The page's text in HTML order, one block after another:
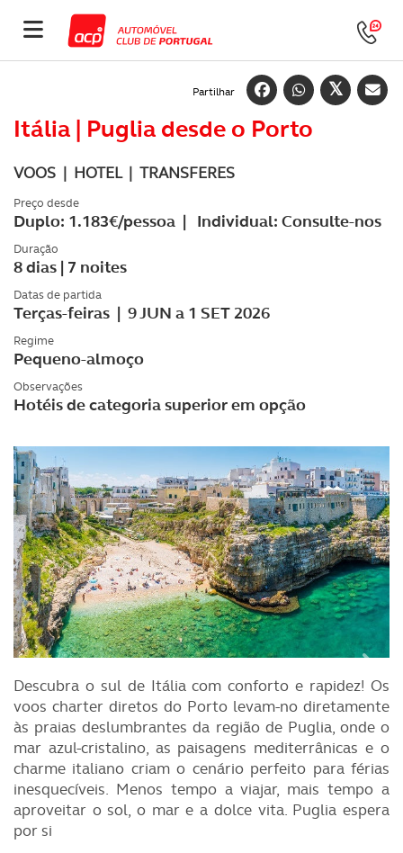
Partilhar
Itália | Puglia desde o Porto
VOOS | HOTEL | TRANSFERES
Preço desde
Duplo: 1.183€/pessoa | Individual: Consulte-nos
Duração
8 dias | 7 noites
Datas de partida
Terças-feiras | 9 JUN a 1 SET 2026
Regime
Pequeno-almoço
Observações
Hotéis de categoria superior em opção
Descubra o sul de Itália com conforto e rapidez! Os
voos charter diretos do Porto levam-no diretamente
às praias deslumbrantes da região de Puglia, onde o
mar azul-cristalino, as paisagens mediterrânicas e o
charme italiano criam o cenário perfeito para férias
inesquecíveis. Menos tempo a viajar, mais tempo a
aproveitar o sol, o mar e a dolce vita. Puglia espera
por si